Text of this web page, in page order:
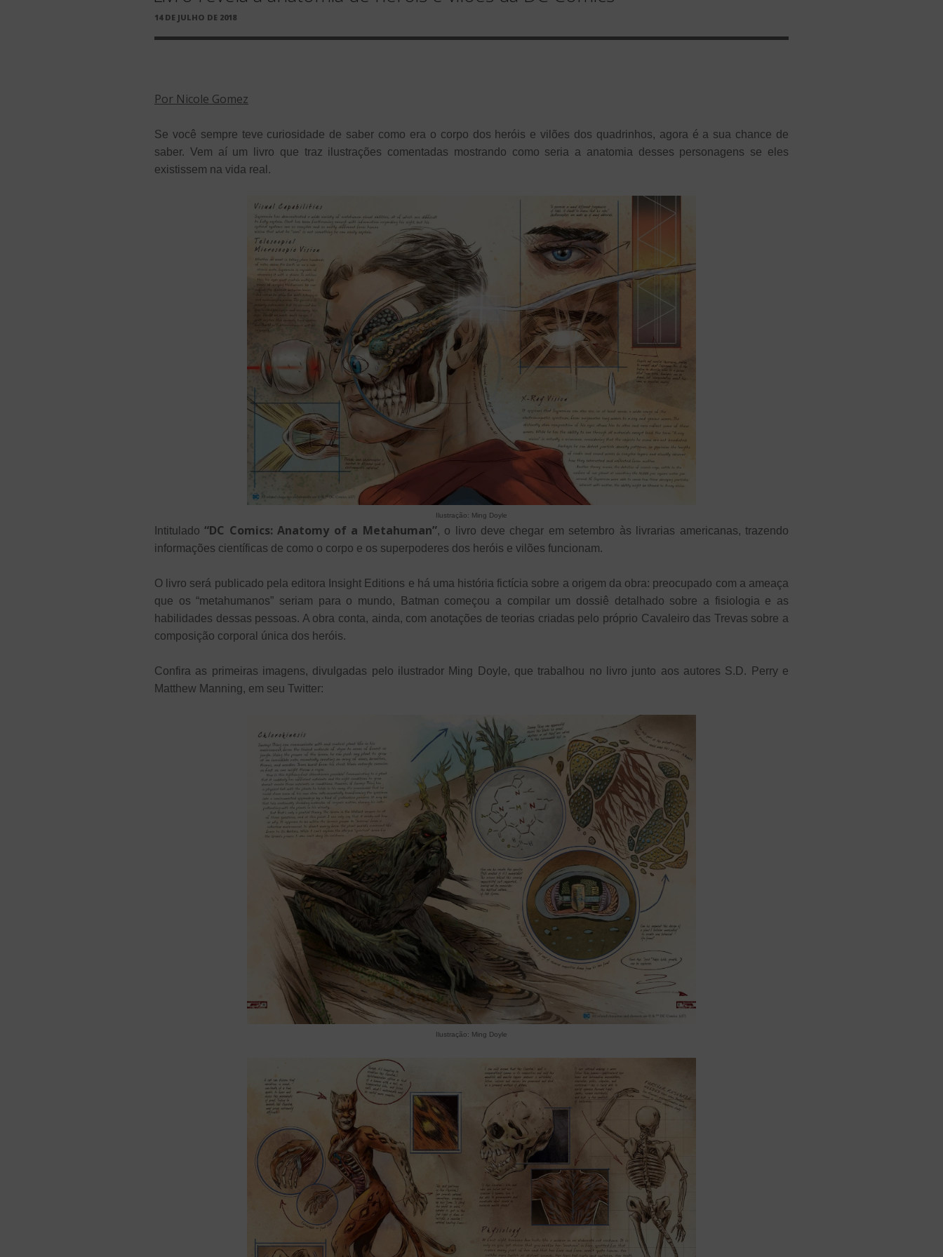
PUBLICADO
14 DE JULHO DE 2018
Por Nicole Gomez
Se você sempre teve curiosidade de saber como era o corpo dos heróis e vilões dos quadrinhos, agora é a sua chance de
saber. Vem aí um livro que traz ilustrações comentadas mostrando como seria a anatomia desses personagens se eles
existissem na vida real.
Ilustração: Ming Doyle
Intitulado“DC Comics: Anatomy of a Metahuman”, o livro deve chegar em setembro às livrarias americanas, trazendo
informações científicas de como o corpo e os superpoderes dos heróis e vilões funcionam.
O livro será publicado pela editora Insight Editions e há uma história fictícia sobre a origem da obra: preocupado com a ameaça
que os “metahumanos” seriam para o mundo, Batman começou a compilar um dossiê detalhado sobre a fisiologia e as
habilidades dessas pessoas. A obra conta, ainda, com anotações de teorias criadas pelo próprio Cavaleiro das Trevas sobre a
composição corporal única dos heróis.
Confira as primeiras imagens, divulgadas pelo ilustrador Ming Doyle, que trabalhou no livro junto aos autores S.D. Perry e
Matthew Manning, em seu Twitter:
Ilustração: Ming Doyle